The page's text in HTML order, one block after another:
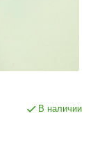
В наличии